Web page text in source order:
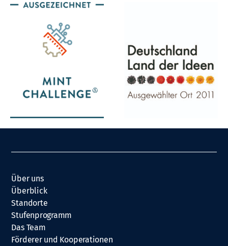
Über uns
Überblick
Standorte
Stufenprogramm
Das Team
Förderer und Kooperationen